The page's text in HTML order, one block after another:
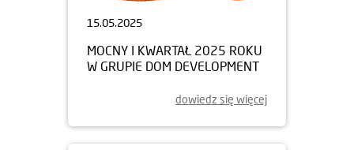
15.05.2025
MOCNY I KWARTAŁ 2025 ROKU
W GRUPIE DOM DEVELOPMENT
dowiedz się więcej